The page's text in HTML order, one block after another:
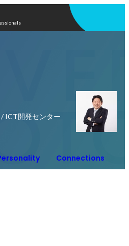
/ ICT開発センター
Connections